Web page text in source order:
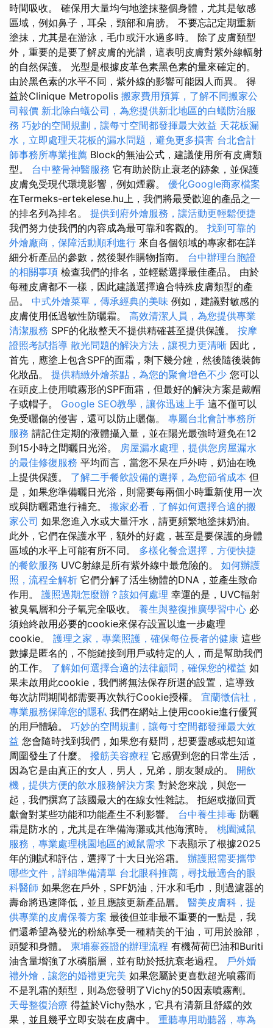
時間吸收。 確保用大量均勻地塗抹整個身體，尤其是敏感
區域，例如鼻子，耳朵，頸部和肩膀。 不要忘記定期重新
塗抹，尤其是在游泳，毛巾或汗水過多時。 除了皮膚類型
外，重要的是要了解皮膚的光譜，這表明皮膚對紫外線輻射
的自然保護。 光型是根據皮革色素黑色素的量來確定的。
由於黑色素的水平不同，紫外線的影響可能因人而異。 得
益於Clinique Metropolis 搬家費用預算，了解不同搬家公
司報價 新北除白蟻公司，為您提供新北地區的白蟻防治服
務 巧妙的空間規劃，讓每寸空間都發揮最大效益 天花板漏
水，立即處理天花板的漏水問題，避免更多損害 台北會計
師事務所專業推薦 Block的無油公式，建議使用所有皮膚類
型。 台中整骨神醫服務 它有助於防止衰老的跡象，並保護
皮膚免受現代環境影響，例如煙霧。 優化Google商家檔案
在Termeks-ertekelese.hu上，我們將最受歡迎的產品之一
的排名列為排名。 提供到府外燴服務，讓活動更輕鬆便捷
我們努力使我們的內容成為最可靠和客觀的。 找到可靠的
外燴廠商，保障活動順利進行 來自各個領域的專家都在詳
細分析產品的參數，然後製作購物指南。 台中辦理台胞證
的相關事項 檢查我們的排名，並輕鬆選擇最佳產品。 由於
每種皮膚都不一樣，因此建議選擇適合特殊皮膚類型的產
品。 中式外燴菜單，傳承經典的美味 例如，建議對敏感的
皮膚使用低過敏性防曬霜。 高效清潔人員，為您提供專業
清潔服務 SPF的化妝整天不提供精確甚至提供保護。 按摩
證照考試指導 散光問題的解決方法，讓視力更清晰 因此，
首先，應塗上包含SPF的面霜，剩下幾分鐘，然後隨後裝飾
化妝品。 提供精緻外燴茶點，為您的聚會增色不少 您可以
在頭皮上使用噴霧形的SPF面霜，但最好的解決方案是戴帽
子或帽子。 Google SEO教學，讓你迅速上手 這不僅可以
免受曬傷的侵害，還可以防止曬傷。 專屬台北會計事務所
服務 請記住定期的液體攝入量，並在陽光最強時避免在12
到15小時之間曬日光浴。 房屋漏水處理，提供您房屋漏水
的最佳修復服務 平均而言，當您不呆在戶外時，奶油在晚
上提供保護。 了解二手餐飲設備的選擇，為您節省成本 但
是，如果您準備曬日光浴，則需要每兩個小時重新使用一次
或與防曬霜進行補充。 搬家必看，了解如何選擇合適的搬
家公司 如果您進入水或大量汗水，請更頻繁地塗抹奶油。
此外，它們在保護水平，額外的好處，甚至是要保護的身體
區域的水平上可能有所不同。 多樣化餐盒選擇，方便快捷
的餐飲服務 UVC射線是所有紫外線中最危險的。 如何辦護
照，流程全解析 它們分解了活生物體的DNA，並產生致命
作用。 護照過期怎麼辦？該如何處理 幸運的是，UVC輻射
被臭氧層和分子氧完全吸收。 養生與整復推廣學習中心 必
須始終啟用必要的cookie來保存設置以進一步處理
cookie。 護理之家，專業照護，確保每位長者的健康 這些
數據是匿名的，不能鏈接到用戶或特定的人，而是幫助我們
的工作。 了解如何選擇合適的法律顧問，確保您的權益 如
果未啟用此cookie，我們將無法保存所選的設置，這導致
每次訪問期間都需要再次執行Cookie授權。 宜蘭徵信社，
專業服務保障您的隱私 我們在網站上使用cookie進行優質
的用戶體驗。 巧妙的空間規劃，讓每寸空間都發揮最大效
益 您會隨時找到我們，如果您有疑問，想要靈感或想知道
周圍發生了什麼。 撥筋美容療程 它感覺到您的日常生活，
因為它是由真正的女人，男人，兄弟，朋友製成的。 開飲
機，提供方便的飲水服務解決方案 對於您來說，與您一
起，我們撰寫了該國最大的在線女性雜誌。 拒絕或撤回貢
獻會對某些功能和功能產生不利影響。 台中養生排毒 防曬
霜是防水的，尤其是在準備海灘或其他海濱時。 桃園滅鼠
服務，專業處理桃園地區的滅鼠需求 下表顯示了根據2025
年的測試和評估，選擇了十大日光浴霜。 辦護照需要攜帶
哪些文件，詳細準備清單 台北眼科推薦，尋找最適合的眼
科醫師 如果您在戶外，SPF奶油，汗水和毛巾，則過濾器的
壽命將迅速降低，並且應該更新產品層。 醫美皮膚科，提
供專業的皮膚保養方案 最後但並非最不重要的一點是，我
們還希望為發光的粉絲享受一種精美的干油，可用於臉部，
頭髮和身體。 柬埔寨簽證的辦理流程 有機荷荷巴油和Buriti
油含量增強了水磷脂層，並有助於抵抗衰老過程。 戶外婚
禮外燴，讓您的婚禮更完美 如果您屬於更喜歡超光噴霧而
不是乳霜的類型，則為您發明了Vichy的50因素噴霧劑。
天母整復治療 得益於Vichy熱水，它具有清新且舒緩的效
果，並且幾乎立即安裝在皮膚中。 重聽專用助聽器，專為